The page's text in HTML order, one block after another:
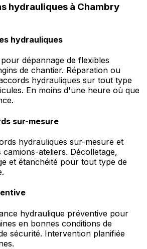
hydrauliques à Chambry
hydrauliques
dépannage de flexibles
de chantier. Réparation ou
hydrauliques sur tout type
En moins d'une heure où que
sur-mesure
hydrauliques sur-mesure et
ateliers. Décolletage,
et étanchéité pour tout type de
hydraulique préventive pour
en bonnes conditions de
sécurité. Intervention planifiée